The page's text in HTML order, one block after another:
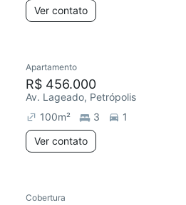
Ver contato
Apartamento
R$ 456.000
Av. Lageado, Petrópolis
100m² 3
1
Ver contato
Cobertura